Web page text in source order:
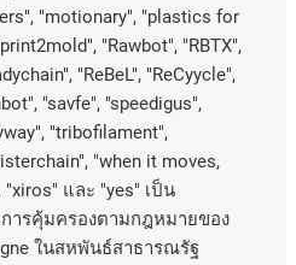
"motionary", "plastics for
"Rawbot", "RBTX",
"ReBeL", "ReCyycle",
"savfe", "speedigus",
"tribofilament",
"when it moves,
"xiros" และ "yes" เป็น
ารคุ้มครองตามกฎหมายของ
ในสหพันธ์สาธารณรัฐ